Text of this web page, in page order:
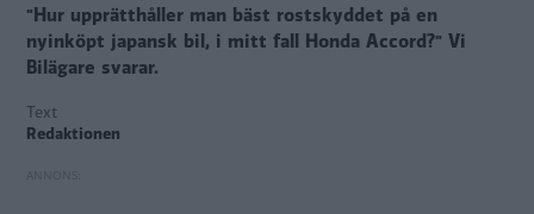
"Hur upprätthåller man bäst rostskyddet på en
nyinköpt japansk bil, i mitt fall Honda Accord?" Vi
Bilägare svarar.
Text
Redaktionen